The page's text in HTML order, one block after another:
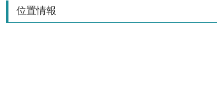
位置情報